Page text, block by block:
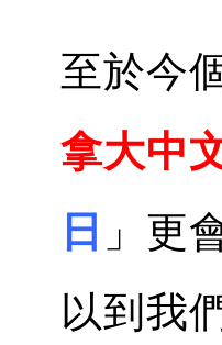
至於今
拿大中
日 」更
以到我